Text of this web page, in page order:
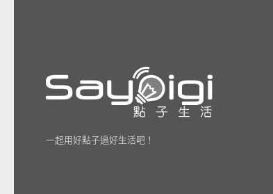
一起用好點子過好生活吧！